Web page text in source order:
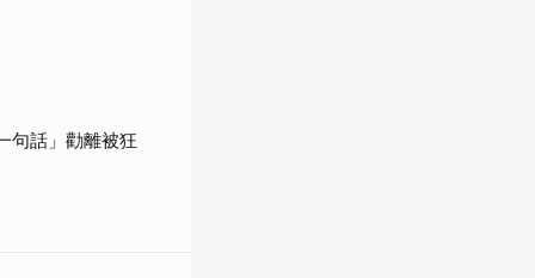
句話」勸離被狂